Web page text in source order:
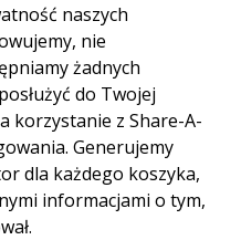
naszych
nie
żadnych
do Twojej
korzystanie z Share-A-
Generujemy
dla każdego koszyka,
informacjami o tym,